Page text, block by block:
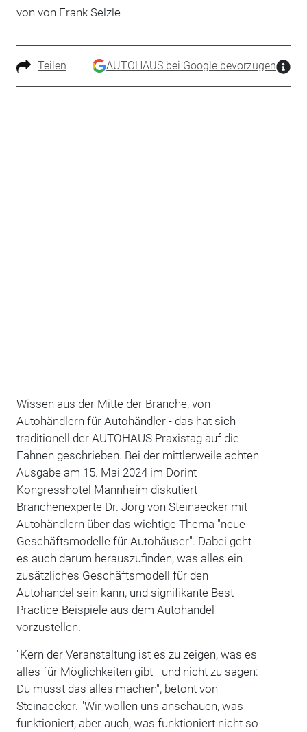
von von Frank Selzle
Teilen AUTOHAUS bei Google bevorzugen
Wissen aus der Mitte der Branche, von
Autohändlern für Autohändler - das hat sich
traditionell der AUTOHAUS Praxistag auf die
Fahnen geschrieben. Bei der mittlerweile achten
Ausgabe am 15. Mai 2024 im Dorint
Kongresshotel Mannheim diskutiert
Branchenexperte Dr. Jörg von Steinaecker mit
Autohändlern über das wichtige Thema "neue
Geschäftsmodelle für Autohäuser". Dabei geht
es auch darum herauszufinden, was alles ein
zusätzliches Geschäftsmodell für den
Autohandel sein kann, und signifikante Best-
Practice-Beispiele aus dem Autohandel
vorzustellen.
"Kern der Veranstaltung ist es zu zeigen, was es
alles für Möglichkeiten gibt - und nicht zu sagen:
Du musst das alles machen", betont von
Steinaecker. "Wir wollen uns anschauen, was
funktioniert, aber auch, was funktioniert nicht so